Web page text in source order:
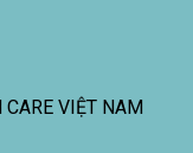
CARE VIỆT NAM